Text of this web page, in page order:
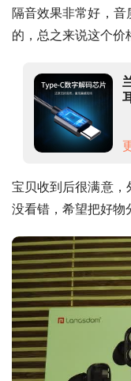
隔音效果非常好，
的，总之来说这个价
宝贝收到后很满意，
没看错，希望把好物